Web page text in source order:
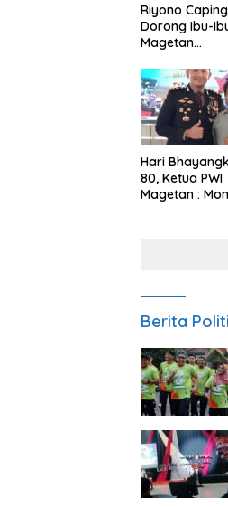
Riyono Caping
Dorong Ibu-
Magetan
Ikan, Perkuat
Gemar
Hari
80, Ketua PWI
Magetan :
Berita